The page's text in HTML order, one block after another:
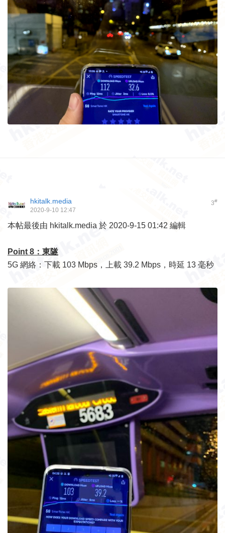
3#
hkitalk.media
2020-9-10 12:47
本帖最後由 hkitalk.media 於 2020-9-15 01:42 編輯
Point 8：東隧
5G 網絡：下載 103 Mbps，上載 39.2 Mbps，時延 13 毫秒